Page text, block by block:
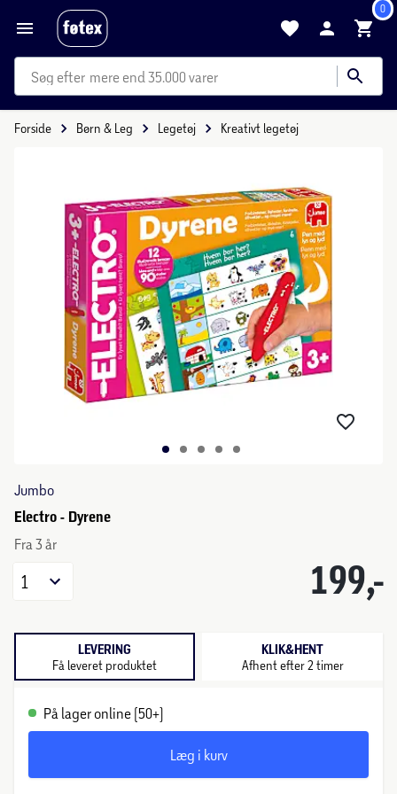
0
mere end 35.000 varer
Forside Børn & Leg Legetøj Kreativt legetøj
Jumbo
Electro - Dyrene
Fra 3 år
199,-
1
LEVERING
Få leveret produktet
KLIK&HENT
Afhent efter 2 timer
På lager online (50+)
Læg i kurv